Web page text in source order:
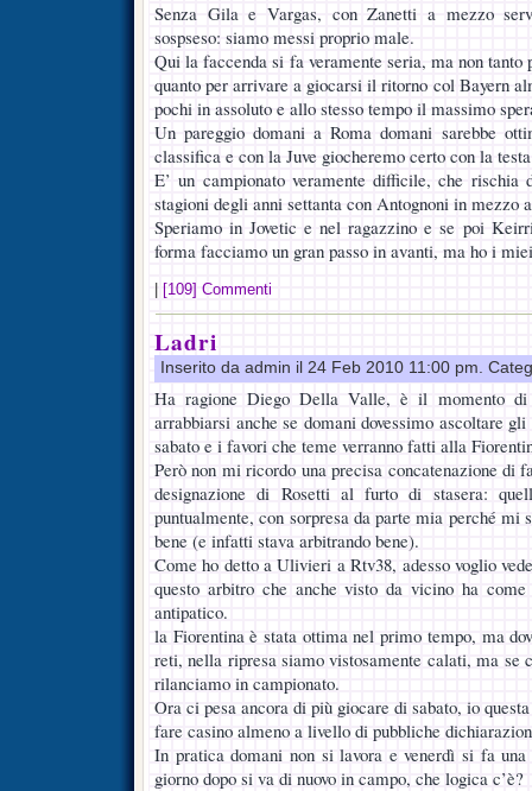
Senza Gila e Vargas, con Zanetti a mezzo
sospseso: siamo messi proprio male.
Qui la faccenda si fa veramente seria, ma non
quanto per arrivare a giocarsi il ritorno col Bayern
pochi in assoluto e allo stesso tempo il massimo
Un pareggio domani a Roma domani sarebbe
classifica e con la Juve giocheremo certo con la
E’ un campionato veramente difficile, che rischia
stagioni degli anni settanta con Antognoni in mezzo
Speriamo in Jovetic e nel ragazzino e se poi
forma facciamo un gran passo in avanti, ma ho i
[109] Commenti
Ladri
Inserito da admin il 24 Feb 2010 11:00 pm.
Ha ragione Diego Della Valle, è il momento
arrabbiarsi anche se domani dovessimo ascoltare
sabato e i favori che teme verranno fatti alla
Però non mi ricordo una precisa concatenazione di
designazione di Rosetti al furto di stasera:
puntualmente, con sorpresa da parte mia perché mi
bene (e infatti stava arbitrando bene).
Come ho detto a Ulivieri a Rtv38, adesso voglio
questo arbitro che anche visto da vicino ha
antipatico.
la Fiorentina è stata ottima nel primo tempo, ma
reti, nella ripresa siamo vistosamente calati, ma
rilanciamo in campionato.
Ora ci pesa ancora di più giocare di sabato, io
fare casino almeno a livello di pubbliche
In pratica domani non si lavora e venerdì si fa
giorno dopo si va di nuovo in campo, che logica c’è?